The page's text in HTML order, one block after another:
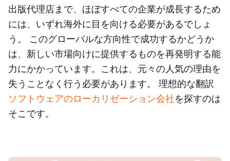
出版代理店まで、ほぼすべての企業が成長するため
には、いずれ海外に目を向ける必要があるでしょ
う。 このグローバルな方向性で成功するかどうか
は、新しい市場向けに提供するものを再発明する能
力にかかっています。これは、元々の人気の理由を
失うことなく行う必要があります。 理想的な翻訳
ソフトウェアのローカリゼーション会社を探すのは
そこです。